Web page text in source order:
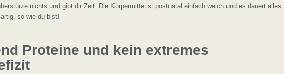
nichts und gibt dir Zeit. Die Körpermitte ist postnatal einfach weich und es dauert alles
so wie du bist!
Proteine und kein extremes